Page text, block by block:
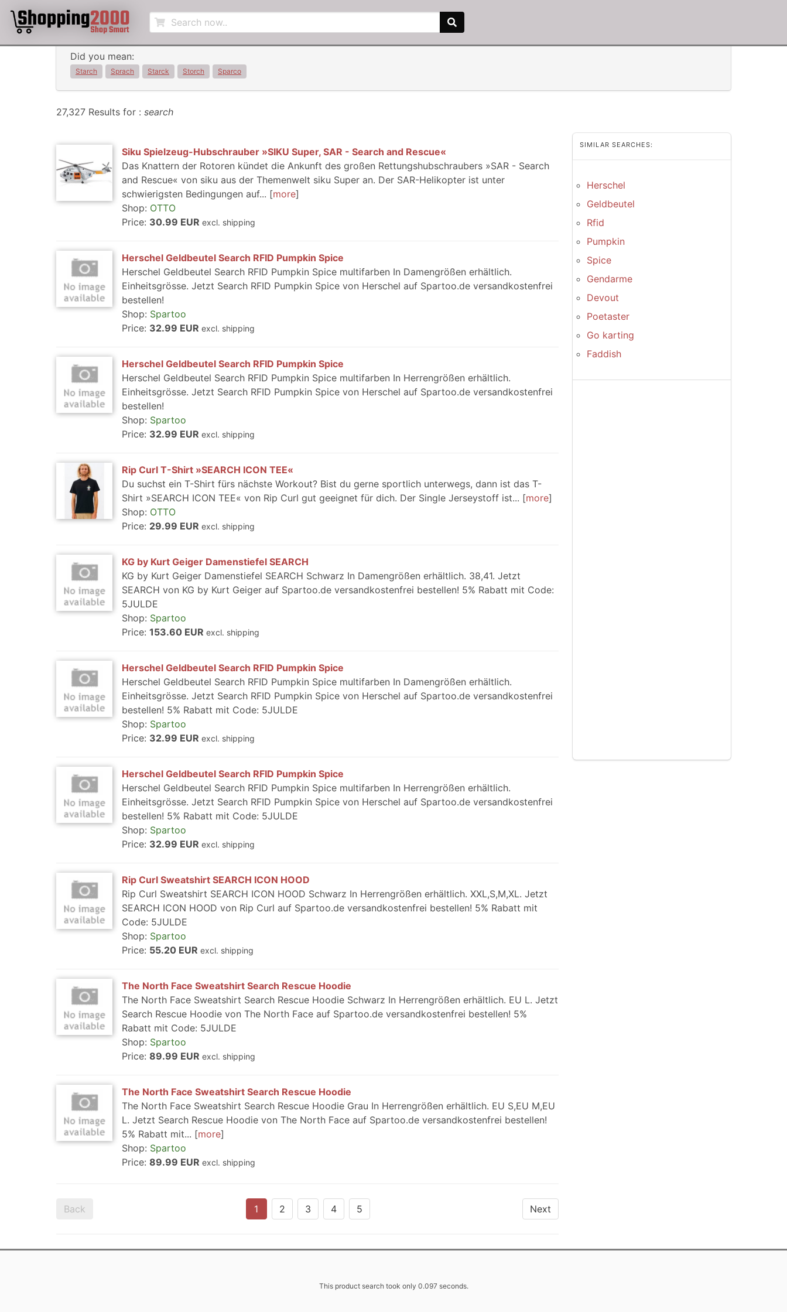
Did you mean:
Starch Sprach Starck Storch Sparco
27,327 Results for : search
Siku Spielzeug-Hubschrauber »SIKU Super, SAR - Search and Rescue«
Das Knattern der Rotoren kündet die Ankunft des großen Rettungshubschraubers »SAR - Search
and Rescue« von siku aus der Themenwelt siku Super an. Der SAR-Helikopter ist unter
schwierigsten Bedingungen auf...
more
Shop: OTTO
Price: 30.99 EUR excl. shipping
Herschel Geldbeutel Search RFID Pumpkin Spice
Herschel Geldbeutel Search RFID Pumpkin Spice multifarben In Damengrößen erhältlich.
Einheitsgrösse. Jetzt Search RFID Pumpkin Spice von Herschel auf Spartoo.de versandkostenfrei
bestellen!
Shop: Spartoo
Price: 32.99 EUR excl. shipping
Herschel Geldbeutel Search RFID Pumpkin Spice
Herschel Geldbeutel Search RFID Pumpkin Spice multifarben In Herrengrößen erhältlich.
Einheitsgrösse. Jetzt Search RFID Pumpkin Spice von Herschel auf Spartoo.de versandkostenfrei
bestellen!
Shop: Spartoo
Price: 32.99 EUR excl. shipping
Rip Curl T-Shirt »SEARCH ICON TEE«
Du suchst ein T-Shirt fürs nächste Workout? Bist du gerne sportlich unterwegs, dann ist das T-
Shirt »SEARCH ICON TEE« von Rip Curl gut geeignet für dich. Der Single Jerseystoff ist...
more
Shop: OTTO
Price: 29.99 EUR excl. shipping
KG by Kurt Geiger Damenstiefel SEARCH
KG by Kurt Geiger Damenstiefel SEARCH Schwarz In Damengrößen erhältlich. 38,41. Jetzt
SEARCH von KG by Kurt Geiger auf Spartoo.de versandkostenfrei bestellen! 5% Rabatt mit Code:
5JULDE
Shop: Spartoo
Price: 153.60 EUR excl. shipping
Herschel Geldbeutel Search RFID Pumpkin Spice
Herschel Geldbeutel Search RFID Pumpkin Spice multifarben In Damengrößen erhältlich.
Einheitsgrösse. Jetzt Search RFID Pumpkin Spice von Herschel auf Spartoo.de versandkostenfrei
bestellen! 5% Rabatt mit Code: 5JULDE
Shop: Spartoo
Price: 32.99 EUR excl. shipping
Herschel Geldbeutel Search RFID Pumpkin Spice
Herschel Geldbeutel Search RFID Pumpkin Spice multifarben In Herrengrößen erhältlich.
Einheitsgrösse. Jetzt Search RFID Pumpkin Spice von Herschel auf Spartoo.de versandkostenfrei
bestellen! 5% Rabatt mit Code: 5JULDE
Shop: Spartoo
Price: 32.99 EUR excl. shipping
Rip Curl Sweatshirt SEARCH ICON HOOD
Rip Curl Sweatshirt SEARCH ICON HOOD Schwarz In Herrengrößen erhältlich. XXL,S,M,XL. Jetzt
SEARCH ICON HOOD von Rip Curl auf Spartoo.de versandkostenfrei bestellen! 5% Rabatt mit
Code: 5JULDE
Shop: Spartoo
Price: 55.20 EUR excl. shipping
The North Face Sweatshirt Search Rescue Hoodie
The North Face Sweatshirt Search Rescue Hoodie Schwarz In Herrengrößen erhältlich. EU L. Jetzt
Search Rescue Hoodie von The North Face auf Spartoo.de versandkostenfrei bestellen! 5%
Rabatt mit Code: 5JULDE
Shop: Spartoo
Price: 89.99 EUR excl. shipping
The North Face Sweatshirt Search Rescue Hoodie
The North Face Sweatshirt Search Rescue Hoodie Grau In Herrengrößen erhältlich. EU S,EU M,EU
L. Jetzt Search Rescue Hoodie von The North Face auf Spartoo.de versandkostenfrei bestellen!
5% Rabatt mit...
more
Shop: Spartoo
Price: 89.99 EUR excl. shipping
Back Next
1 2 3 4 5
SIMILAR SEARCHES:
Herschel
Geldbeutel
Rfid
Pumpkin
Spice
Gendarme
Devout
Poetaster
Go karting
Faddish
This product search took only 0.097 seconds.